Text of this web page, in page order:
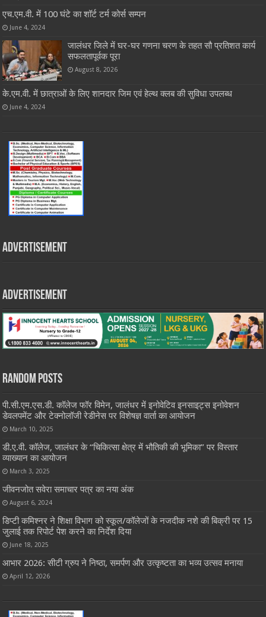
एच.एम.वी. में 100 घंटे का शॉर्ट टर्म कोर्स सम्पन
June 4, 2024
जालंधर जिले में घर-घर गणना चरण के तहत सौ प्रतिशत कार्य
सफलतापूर्वक पूरा
August 8, 2026
के.एम.वी. में छात्राओं के लिए शानदार जिम एवं हेल्थ क्लब की सुविधा उपलब्ध
June 4, 2024
Advertisement
Advertisement
Random Posts
पी.सी.एम.एस.डी. कॉलेज फॉर विमेन, जालंधर में इनोवेटिव इनसाइट्स इनोवेशन
डेवलपमेंट और टेक्नोलॉजी रेडीनेस पर विशेषज्ञ वार्ता का आयोजन
March 10, 2025
डी.ए.वी. कॉलेज, जालंधर के “चिकित्सा क्षेत्र में भौतिकी की भूमिका” पर विस्तार
व्याख्यान का आयोजन
March 3, 2025
जीवनजोत सवेरा समाचार पत्र का नया अंक
August 6, 2024
डिप्टी कमिश्नर ने शिक्षा विभाग को स्कूल/कॉलेजों के नजदीक नशे की बिक्री पर 15
जुलाई तक रिपोर्ट पेश करने का निर्देश दिया
June 18, 2025
आभार 2026: सीटी ग्रुप ने निष्ठा, समर्पण और उत्कृष्टता का भव्य उत्सव मनाया
April 12, 2026